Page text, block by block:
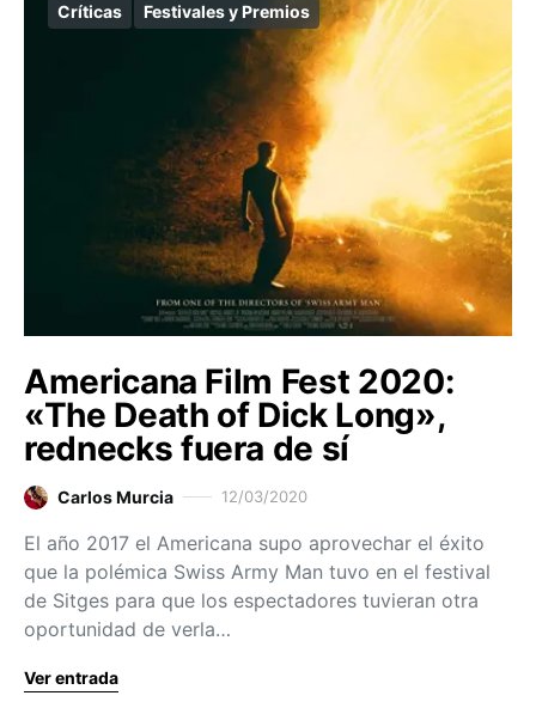
Críticas Festivales y Premios
Americana Film Fest 2020:
«The Death of Dick Long»,
rednecks fuera de sí
Carlos Murcia 12/03/2020
El año 2017 el Americana supo aprovechar el éxito
que la polémica Swiss Army Man tuvo en el festival
de Sitges para que los espectadores tuvieran otra
oportunidad de verla…
Ver entrada